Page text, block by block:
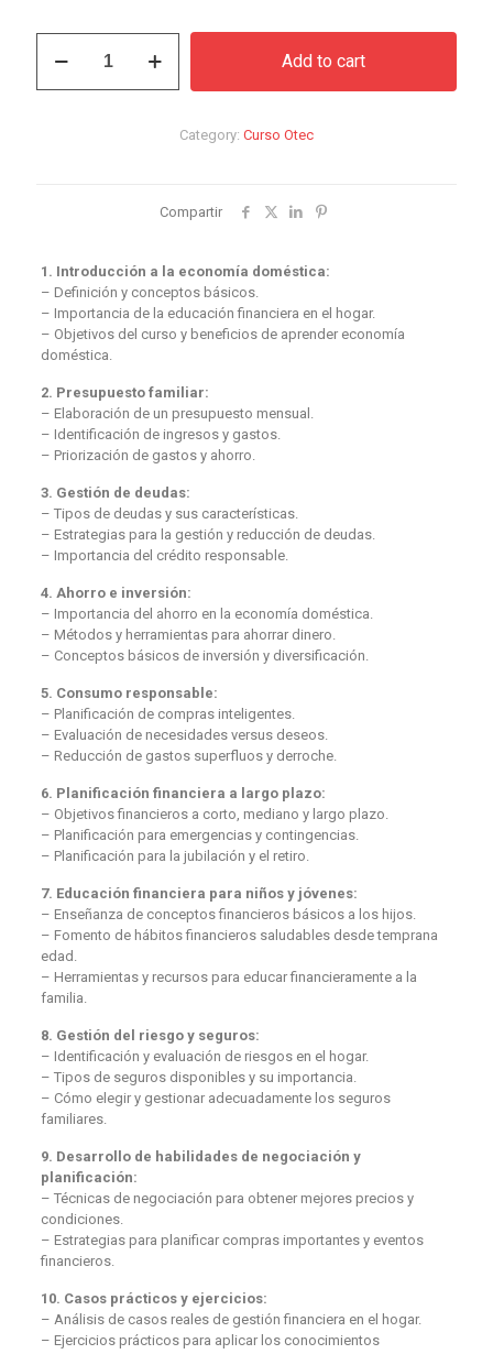
was:
$296.000.
is:
Economía
Add to cart
Category: Curso Otec
Compartir
1. Introducción a la economía doméstica:
– Definición y conceptos básicos.
– Importancia de la educación financiera en el hogar.
– Objetivos del curso y beneficios de aprender economía
doméstica.
2. Presupuesto familiar:
– Elaboración de un presupuesto mensual.
– Identificación de ingresos y gastos.
– Priorización de gastos y ahorro.
3. Gestión de deudas:
– Tipos de deudas y sus características.
– Estrategias para la gestión y reducción de deudas.
– Importancia del crédito responsable.
4. Ahorro e inversión:
– Importancia del ahorro en la economía doméstica.
– Métodos y herramientas para ahorrar dinero.
– Conceptos básicos de inversión y diversificación.
5. Consumo responsable:
– Planificación de compras inteligentes.
– Evaluación de necesidades versus deseos.
– Reducción de gastos superfluos y derroche.
6. Planificación financiera a largo plazo:
– Objetivos financieros a corto, mediano y largo plazo.
– Planificación para emergencias y contingencias.
– Planificación para la jubilación y el retiro.
7. Educación financiera para niños y jóvenes:
– Enseñanza de conceptos financieros básicos a los hijos.
– Fomento de hábitos financieros saludables desde temprana
edad.
– Herramientas y recursos para educar financieramente a la
familia.
8. Gestión del riesgo y seguros:
– Identificación y evaluación de riesgos en el hogar.
– Tipos de seguros disponibles y su importancia.
– Cómo elegir y gestionar adecuadamente los seguros
familiares.
9. Desarrollo de habilidades de negociación y
planificación:
– Técnicas de negociación para obtener mejores precios y
condiciones.
– Estrategias para planificar compras importantes y eventos
financieros.
10. Casos prácticos y ejercicios:
– Análisis de casos reales de gestión financiera en el hogar.
– Ejercicios prácticos para aplicar los conocimientos